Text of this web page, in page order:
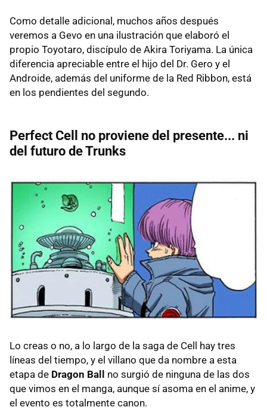
Como detalle adicional, muchos años después
veremos a Gevo en una ilustración que elaboró el
propio Toyotaro, discípulo de Akira Toriyama. La única
diferencia apreciable entre el hijo del Dr. Gero y el
Androide, además del uniforme de la Red Ribbon, está
en los pendientes del segundo.
Perfect Cell no proviene del presente... ni
del futuro de Trunks
Lo creas o no, a lo largo de la saga de Cell hay tres
líneas del tiempo, y el villano que da nombre a esta
etapa de Dragon Ball no surgió de ninguna de las dos
que vimos en el manga, aunque sí asoma en el anime, y
el evento es totalmente canon.